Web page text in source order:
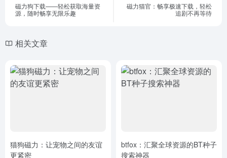
磁力狗下载——轻松获取海量资
源，随时畅享无限乐趣
磁力猫官：畅享极速下载，轻松
追剧不再等待
相关文章
猫狗磁力：让宠物之间的友谊
更紧密
btfox：汇聚全球资源的BT种子
搜索神器